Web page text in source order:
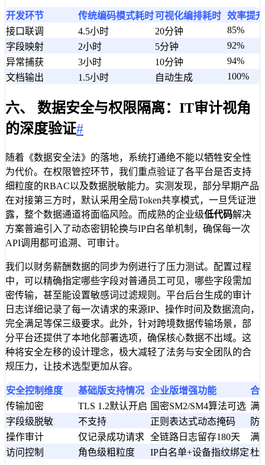
开发环节 传统编码模式耗时可视化编排耗时 效率提
接口联调
4.5小时 20分钟
85%
字段映射
2小时 5分钟
92%
异常捕获
3小时 10分钟
94%
文档输出
1.5小时 自动生成 100%
六、 数据安全与权限隔离：IT审计视角
的深度验证#
随着《数据安全法》的落地，系统打通绝不能以牺牲安全性
为代价。在权限管控环节，我们重点验证了各平台是否支持
细粒度的RBAC以及数据脱敏能力。实测发现，部分早期产品
在对接第三方时，默认采用全局Token共享模式，一旦凭证泄
露，整个数据通道将面临风险。而成熟的企业级低代码解决
方案普遍引入了动态密钥轮换与IP白名单机制，确保每一次
API调用都可追溯、可审计。
我们以财务薪酬数据的同步为例进行了压力测试。配置过程
中，可以精确指定哪些字段对普通员工可见，哪些字段需加
密传输，甚至能设置敏感词过滤规则。平台后台生成的审计
日志详细记录了每一次请求的来源IP、操作时间及数据流向，
完全满足等保三级要求。此外，针对跨境数据传输场景，部
分平台还提供了本地化部署选项，确保核心数据不出域。这
种将安全左移的设计理念，极大减轻了法务与安全团队的合
规压力，让技术选型更加从容。
安全控制维度 基础版支持情况 企业版增强功能
合
传输加密
TLS 1.2默认开启 国密SM2/SM4算法可选 满
字段级脱敏
不支持 正则表达式动态掩码
防
操作审计
仅记录成功请求 全链路日志留存180天
满
访问控制
角色级粗粒度 IP白名单+设备指纹绑定杜